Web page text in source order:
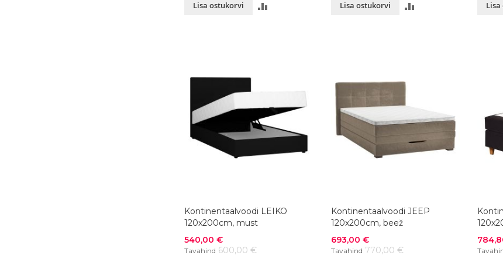
Lisa ostukorvi Lisa ostukorvi
Kontinentaalvoodi LEIKO
120x200cm, must
Soodushind
540,00 €
Tavahind 600,00 €
Kontinentaalvoodi JEEP
120x200cm, beež
Soodushind
693,00 €
Tavahind 770,00 €